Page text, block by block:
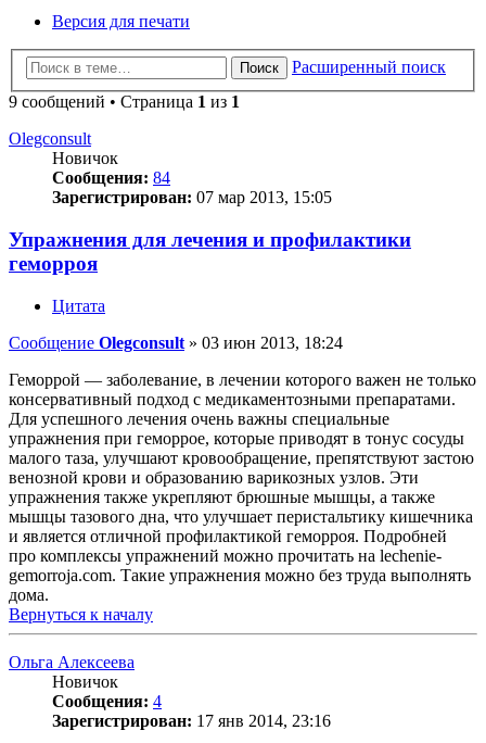
Версия для печати
Поиск
Расширенный поиск
9 сообщений • Страница 1 из 1
Olegconsult
Новичок
Сообщения: 84
Зарегистрирован: 07 мар 2013, 15:05
Упражнения для лечения и профилактики
геморроя
Цитата
Сообщение Olegconsult » 03 июн 2013, 18:24
Геморрой — заболевание, в лечении которого важен не только
консервативный подход с медикаментозными препаратами.
Для успешного лечения очень важны специальные
упражнения при геморрое, которые приводят в тонус сосуды
малого таза, улучшают кровообращение, препятствуют застою
венозной крови и образованию варикозных узлов. Эти
упражнения также укрепляют брюшные мышцы, а также
мышцы тазового дна, что улучшает перистальтику кишечника
и является отличной профилактикой геморроя. Подробней
про комплексы упражнений можно прочитать на lechenie-
gemorroja.com. Такие упражнения можно без труда выполнять
дома.
Вернуться к началу
Ольга Алексеева
Новичок
Сообщения: 4
Зарегистрирован: 17 янв 2014, 23:16